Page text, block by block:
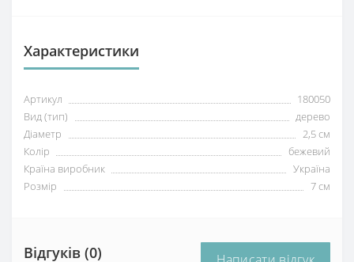
Характеристики
Артикул
180050
Вид (тип)
дерево
Діаметр
2,5 см
Колір
бежевий
Країна виробник
Україна
Розмір
7 см
Відгуків (0)